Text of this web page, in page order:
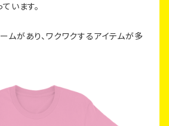
います。
ムがあり、ワクワクするアイテムが多